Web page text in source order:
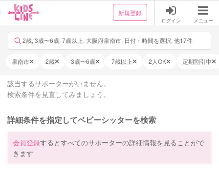
新規登録
ログイン メニュー
2歳, 3歳〜6歳, 7歳以上, 大阪府泉南市, 日付・時間を選択, 他17件
泉南市 2歳 3歳〜6歳 7歳以上 2人OK 定期割引中
該当するサポーターがいません。
検索条件を見直してみましょう。
詳細条件を指定してベビーシッターを検索
会員登録するとすべてのサポーターの詳細情報を見ることがで
きます